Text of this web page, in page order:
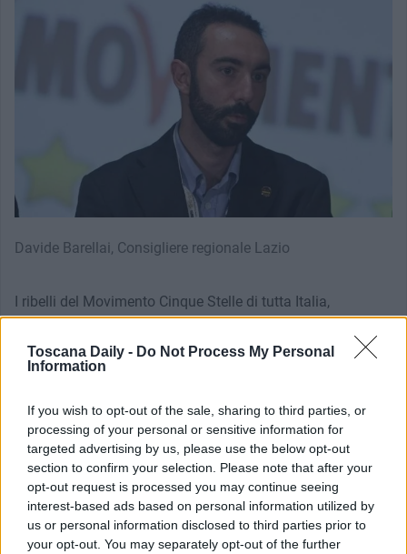
Toscana Daily - Do Not Process My Personal
Information
If you wish to opt-out of the sale, sharing to third parties, or
processing of your personal or sensitive information for
targeted advertising by us, please use the below opt-out
section to confirm your selection. Please note that after your
opt-out request is processed you may continue seeing
interest-based ads based on personal information utilized by
us or personal information disclosed to third parties prior to
your opt-out. You may separately opt-out of the further
Davide Barellai, Consigliere regionale Lazio
I ribelli del Movimento Cinque Stelle di tutta Italia,
Barillari, si sono riuniti per discutere del futuro del
«Si è definito il gruppo del dissenso che tenterà di fare
uscire i Cinque Stelle al di fuori dei binari dell’incoerenza in
una sorta di risorgimento dei valori», aveva anticipato
Barillari all’Adnkronos ribadendo lasua contrarietà a
qualunque tipo di accordovcon il Pd di Zingaretti.